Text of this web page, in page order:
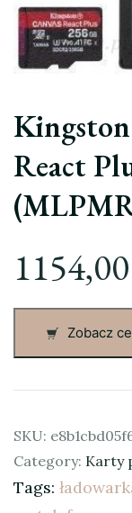
Kingston
React
1154,00
Zobacz
SKU:
Category: Karty
Tags: